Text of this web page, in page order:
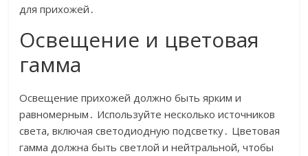
для прихожей․
Освещение и цветовая
гамма
Освещение прихожей должно быть ярким и
равномерным․ Используйте несколько источников
света, включая светодиодную подсветку․ Цветовая
гамма должна быть светлой и нейтральной, чтобы